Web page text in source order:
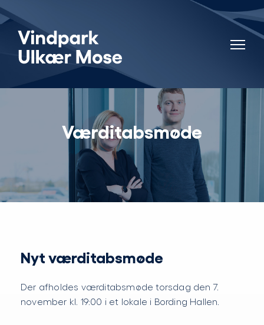
Værditabsmøde
Nyt værditabsmøde
Der afholdes værditabsmøde torsdag den 7.
november kl. 19:00 i et lokale i Bording Hallen.